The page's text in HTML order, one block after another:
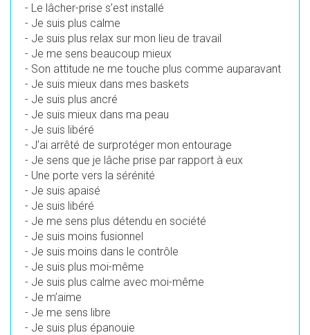
- Le lâcher-prise s’est installé
- Je suis plus calme
- Je suis plus relax sur mon lieu de travail
- Je me sens beaucoup mieux
- Son attitude ne me touche plus comme auparavant
- Je suis mieux dans mes baskets
- Je suis plus ancré
- Je suis mieux dans ma peau
- Je suis libéré
- J’ai arrêté de surprotéger mon entourage
- Je sens que je lâche prise par rapport à eux
- Une porte vers la sérénité
- Je suis apaisé
- Je suis libéré
- Je me sens plus détendu en société
- Je suis moins fusionnel
- Je suis moins dans le contrôle
- Je suis plus moi-même
- Je suis plus calme avec moi-même
- Je m’aime
- Je me sens libre
- Je suis plus épanouie